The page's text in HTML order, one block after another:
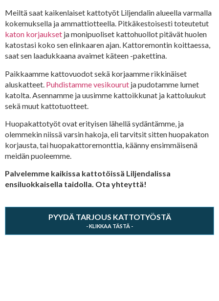
Meiltä saat kaikenlaiset kattotyöt Liljendalin alueella varmalla
kokemuksella ja ammattiotteella. Pitkäkestoisesti toteutetut
katon korjaukset ja monipuoliset kattohuollot pitävät huolen
katostasi koko sen elinkaaren ajan. Kattoremontin koittaessa,
saat sen laadukkaana avaimet käteen -pakettina.
Paikkaamme kattovuodot sekä korjaamme rikkinäiset
aluskatteet. Puhdistamme vesikourut ja pudotamme lumet
katolta. Asennamme ja uusimme kattoikkunat ja kattoluukut
sekä muut kattotuotteet.
Huopakattotyöt ovat erityisen lähellä sydäntämme, ja
olemmekin niissä varsin hakoja, eli tarvitsit sitten huopakaton
korjausta, tai huopakattoremonttia, käänny ensimmäisenä
meidän puoleemme.
Palvelemme kaikissa kattotöissä Liljendalissa
ensiluokkaisella taidolla. Ota yhteyttä!
PYYDÄ TARJOUS KATTOTYÖSTÄ